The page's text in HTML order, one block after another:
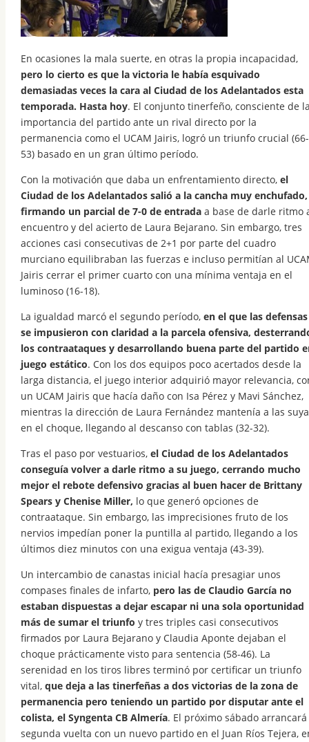
En ocasiones la mala suerte, en otras la propia incapacidad,
pero lo cierto es que la victoria le había esquivado
demasiadas veces la cara al Ciudad de los Adelantados esta
temporada. Hasta hoy. El conjunto tinerfeño, consciente de
importancia del partido ante un rival directo por la
permanencia como el UCAM Jairis, logró un triunfo crucial (66-
53) basado en un gran último período.
Con la motivación que daba un enfrentamiento directo, el
Ciudad de los Adelantados salió a la cancha muy enchufado,
firmando un parcial de 7-0 de entradaa base de darle ritmo
encuentro y del acierto de Laura Bejarano. Sin embargo, tres
acciones casi consecutivas de 2+1 por parte del cuadro
murciano equilibraban las fuerzas e incluso permitían al
Jairis cerrar el primer cuarto con una mínima ventaja en el
luminoso (16-18).
La igualdad marcó el segundo período, en el que las defensas
se impusieron con claridad a la parcela ofensiva,
los contraataques y desarrollando buena parte del partido
juego estático. Con los dos equipos poco acertados desde la
larga distancia, el juego interior adquirió mayor relevancia,
un UCAM Jairis que hacía daño con Isa Pérez y Mavi Sánchez,
mientras la dirección de Laura Fernández mantenía a las
en el choque, llegando al descanso con tablas (32-32).
Tras el paso por vestuarios, el Ciudad de los Adelantados
conseguía volver a darle ritmo a su juego, cerrando mucho
mejor el rebote defensivo gracias al buen hacer de Brittany
Spears y Chenise Miller, lo que generó opciones de
contraataque. Sin embargo, las imprecisiones fruto de los
nervios impedían poner la puntilla al partido, llegando a los
últimos diez minutos con una exigua ventaja (43-39).
Un intercambio de canastas inicial hacía presagiar unos
compases finales de infarto, pero las de Claudio García no
estaban dispuestas a dejar escapar ni una sola oportunidad
más de sumar el triunfo y tres triples casi consecutivos
firmados por Laura Bejarano y Claudia Aponte dejaban el
choque prácticamente visto para sentencia (58-46). La
serenidad en los tiros libres terminó por certificar un triunfo
vital, que deja a las tinerfeñas a dos victorias de la zona de
permanencia pero teniendo un partido por disputar ante el
colista, el Syngenta CB Almería. El próximo sábado arrancará
segunda vuelta con un nuevo partido en el Juan Ríos Tejera,